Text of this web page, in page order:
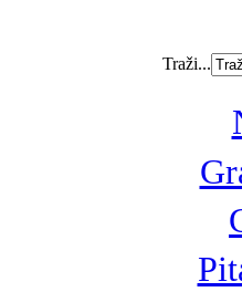
Traži...